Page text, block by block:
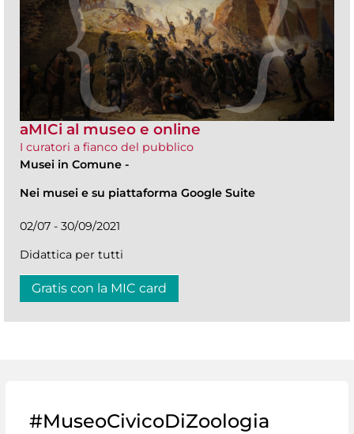
aMICi al museo e online
I curatori a fianco del pubblico
Musei in Comune -
Nei musei e su piattaforma Google Suite
02/07 - 30/09/2021
Didattica per tutti
Gratis con la MIC card
#MuseoCivicoDiZoologia